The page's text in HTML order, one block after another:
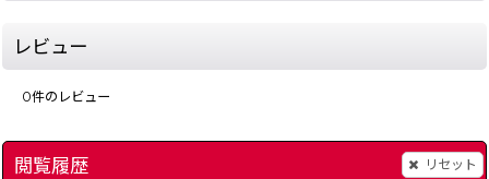
レビュー
0件のレビュー
閲覧履歴 リセット